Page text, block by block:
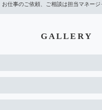
お仕事のご依頼、ご相談は担当マネー
G A L L E R Y